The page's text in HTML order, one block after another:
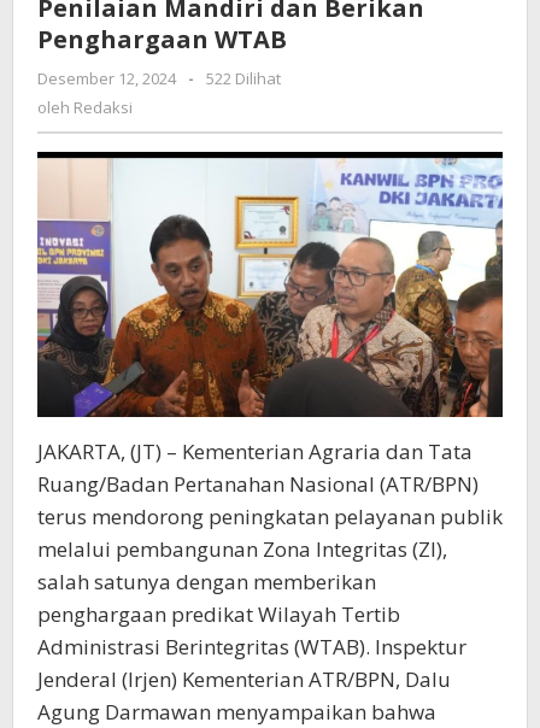
Laksanakan
Penilaian
dan
Penghargaan
WTAB
Penilaian Mandiri dan Berikan
Penghargaan WTAB
Desember 12, 2024
oleh
-
522 Dilihat
oleh Redaksi
JAKARTA, (JT) – Kementerian Agraria dan Tata
Ruang/Badan Pertanahan Nasional (ATR/BPN)
terus mendorong peningkatan pelayanan publik
melalui pembangunan Zona Integritas (ZI),
salah satunya dengan memberikan
penghargaan predikat Wilayah Tertib
Administrasi Berintegritas (WTAB). Inspektur
Jenderal (Irjen) Kementerian ATR/BPN, Dalu
Agung Darmawan menyampaikan bahwa